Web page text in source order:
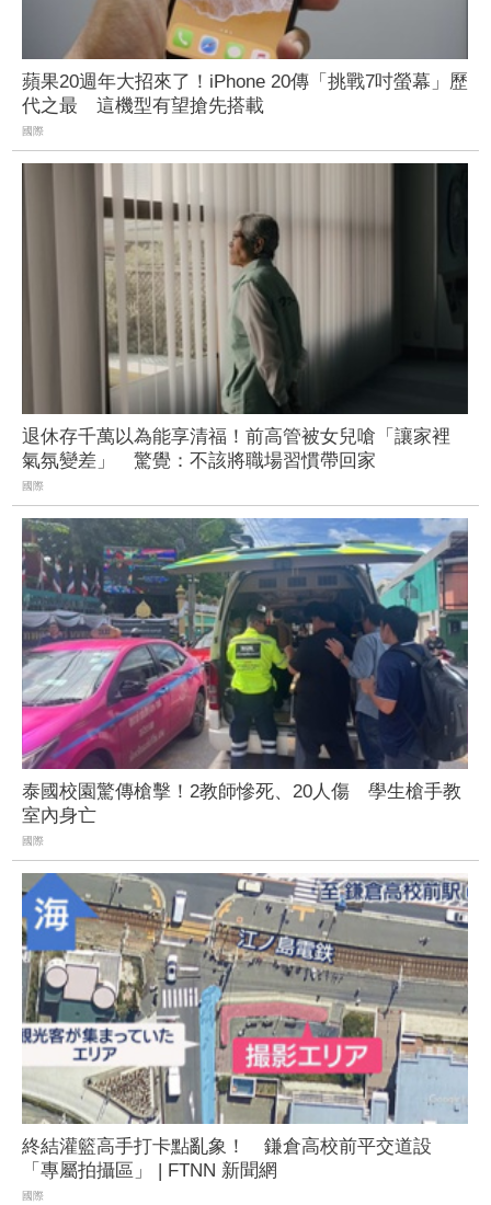
蘋果20週年大招來了！iPhone 20傳「挑戰7吋螢幕」歷
代之最 這機型有望搶先搭載
國際
退休存千萬以為能享清福！前高管被女兒嗆「讓家裡
氣氛變差」 驚覺：不該將職場習慣帶回家
國際
泰國校園驚傳槍擊！2教師慘死、20人傷 學生槍手教
室內身亡
國際
終結灌籃高手打卡點亂象！ 鎌倉高校前平交道設
「專屬拍攝區」 | FTNN 新聞網
國際